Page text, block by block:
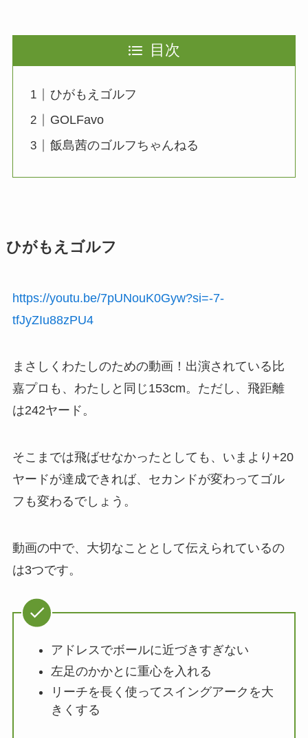
目次
ひがもえゴルフ
GOLFavo
飯島茜のゴルフちゃんねる
ひがもえゴルフ
https://youtu.be/7pUNouK0Gyw?si=-7-
tfJyZIu88zPU4
まさしくわたしのための動画！出演されている比
嘉プロも、わたしと同じ153cm。ただし、飛距離
は242ヤード。
そこまでは飛ばせなかったとしても、いまより+20
ヤードが達成できれば、セカンドが変わってゴル
フも変わるでしょう。
動画の中で、大切なこととして伝えられているの
は3つです。
アドレスでボールに近づきすぎない
左足のかかとに重心を入れる
リーチを長く使ってスイングアークを大
きくする